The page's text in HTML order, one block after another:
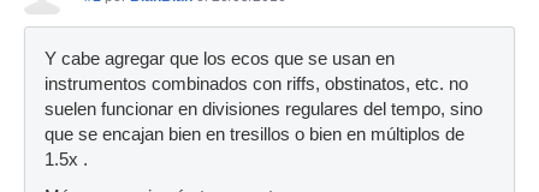
Y cabe agregar que los ecos que se usan en
instrumentos combinados con riffs, obstinatos, etc. no
suelen funcionar en divisiones regulares del tempo, sino
que se encajan bien en tresillos o bien en múltiplos de
1.5x .